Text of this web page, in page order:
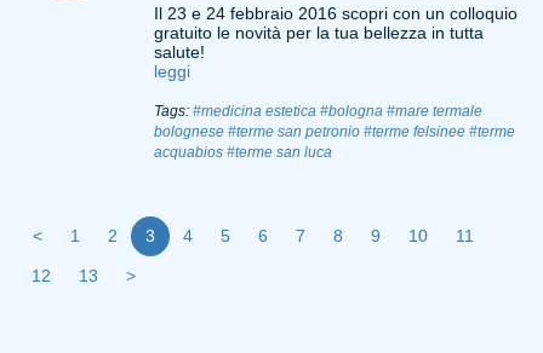
Il 23 e 24 febbraio 2016 scopri con un colloquio
gratuito le novità per la tua bellezza in tutta
salute!
leggi
Tags: #medicina estetica #bologna #mare termale
bolognese #terme san petronio #terme felsinee #terme
acquabios #terme san luca
< 1 2 3 4 5 6 7 8 9 10 11
12 13 >